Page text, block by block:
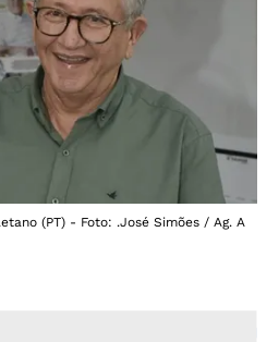
(PT) - Foto: .José Simões / Ag. A